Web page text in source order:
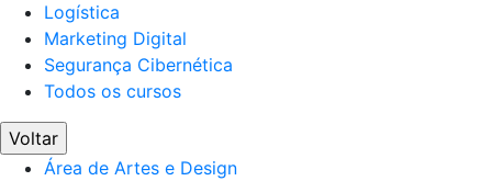
Logística
Marketing Digital
Segurança Cibernética
Todos os cursos
Voltar
Área de Artes e Design